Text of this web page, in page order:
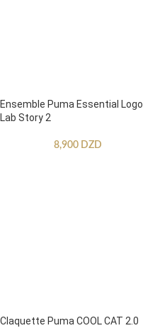
Ensemble Puma Essential Logo
Lab Story 2
8,900 DZD
Claquette Puma COOL CAT 2.0